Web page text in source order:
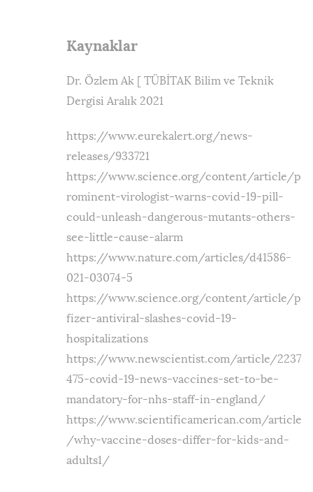
Kaynaklar
Dr. Özlem Ak [ TÜBİTAK Bilim ve Teknik
Dergisi Aralık 2021
https://www.eurekalert.org/news-
releases/933721
https://www.science.org/content/article/p
rominent-virologist-warns-covid-19-pill-
could-unleash-dangerous-mutants-others-
see-little-cause-alarm
https://www.nature.com/articles/d41586-
021-03074-5
https://www.science.org/content/article/p
fizer-antiviral-slashes-covid-19-
hospitalizations
https://www.newscientist.com/article/2237
475-covid-19-news-vaccines-set-to-be-
mandatory-for-nhs-staff-in-england/
https://www.scientificamerican.com/article
/why-vaccine-doses-differ-for-kids-and-
adults1/